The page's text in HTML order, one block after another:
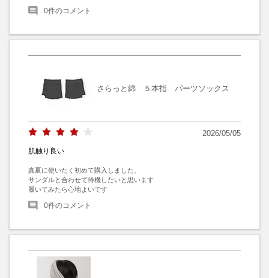
0件のコメント
さらっと綿 ５本指 パーツソックス
2026/05/05
肌触り良い
真夏に使いたく初めて購入しました。
サンダルと合わせて待機したいと思います
履いてみたら心地よいです
0件のコメント